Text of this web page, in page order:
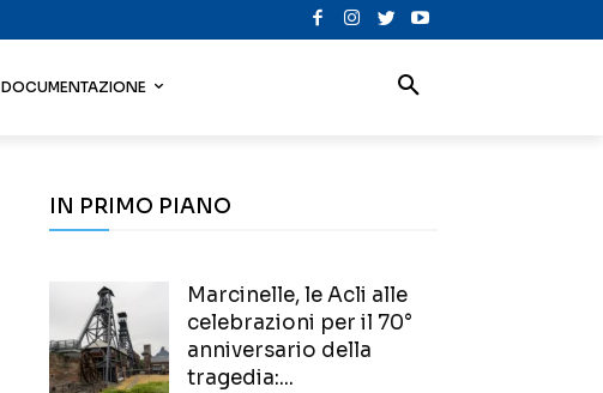
DOCUMENTAZIONE
IN PRIMO PIANO
Marcinelle, le Acli alle
celebrazioni per il 70°
anniversario della
tragedia:...